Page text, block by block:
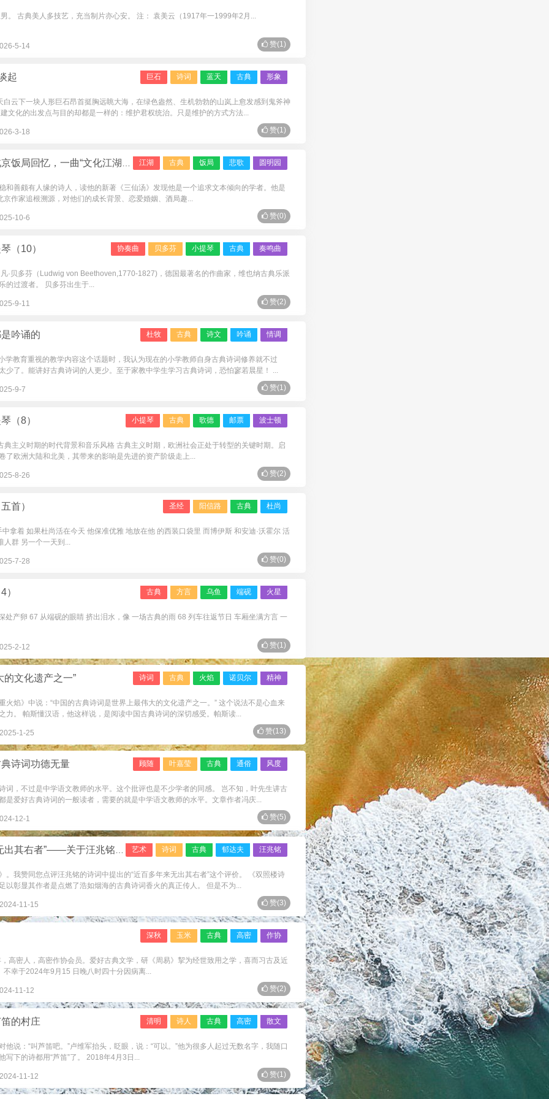
。 古典美人多技艺，充当制片亦心安。 注： 袁美云（1917年一1999年2月...
5-14 赞(1)
巨石 诗词 蓝天 古典 形象
起
白云下一块人形巨石昂首挺胸远眺大海，在绿色盎然、生机勃勃的山岚上愈发感到鬼斧神
文化的出发点与目的却都是一样的：维护君权统治。只是维护的方式方法...
3-18 赞(1)
江湖 古典 饭局 悲歌 圆明园
局回忆，一曲“文化江湖”悲歌
和善颇有人缘的诗人，读他的新著《三仙汤》发现他是一个追求文本倾向的学者。他是
京作家追根溯源，对他们的成长背景、恋爱婚姻、酒局趣...
10-6 赞(0)
协奏曲 贝多芬 小提琴 古典 奏鸣曲
（10）
·贝多芬（Ludwig von Beethoven,1770-1827)，德国最著名的作曲家，维也纳古典乐派
的过渡者。 贝多芬出生于...
9-11 赞(2)
杜牧 古典 诗文 吟诵 情调
吟诵的
学教育重视的教学内容这个话题时，我认为现在的小学教师自身古典诗词修养就不过
少了。能讲好古典诗词的人更少。至于家教中学生学习古典诗词，恐怕寥若晨星！ ...
9-7 赞(1)
小提琴 古典 歌德 邮票 波士顿
（8）
主义时期的时代背景和音乐风格 古典主义时期，欧洲社会正处于转型的关键时期。启
了欧洲大陆和北美，其带来的影响是先进的资产阶级走上...
8-26 赞(2)
圣经 阳信路 古典 杜尚
首）
拿着 如果杜尚活在今天 他保准优雅 地放在他 的西装口袋里 而博伊斯 和安迪·沃霍尔 活
人群 另一个一天到...
7-28 赞(0)
古典 方言 乌鱼 端砚 火星
）
处产卵 67 从端砚的眼睛 挤出泪水，像 一场古典的雨 68 列车往返节日 车厢坐满方言 一
2-12 赞(1)
诗词 古典 火焰 诺贝尔 精神
的文化遗产之一”
火焰》中说：“中国的古典诗词是世界上最伟大的文化遗产之一。” 这个说法不是心血来
力。 帕斯懂汉语，他这样说，是阅读中国古典诗词的深切感受。帕斯读...
2025-1-25 赞(13)
顾随 叶嘉莹 古典 通俗 风度
诗词功德无量
词，不过是中学语文教师的水平。这个批评也是不少学者的同感。 岂不知，叶先生讲古
是爱好古典诗词的一般读者，需要的就是中学语文教师的水平。文章作者冯庆...
12-1 赞(5)
艺术 诗词 古典 郁达夫 汪兆铭
右者”——关于汪兆铭诗词的问答
。我赞同您点评汪兆铭的诗词中提出的“近百多年来无出其右者”这个评价。 《双照楼诗
以彰显其作者是点燃了浩如烟海的古典诗词香火的真正传人。 但是不为...
2024-11-15 赞(3)
深秋 玉米 古典 高密 作协
高密人，高密作协会员。爱好古典文学，研《周易》挈为经世致用之学，喜而习古及近
不幸于2024年9月15 日晚八时四十分因病离...
11-12 赞(2)
清明 诗人 古典 高密 散文
的村庄
说：“叫芦笛吧。”卢维军抬头，眨眼，说：“可以。”他为很多人起过无数名字，我随口
写下的诗都用“芦笛”了。 2018年4月3日...
2024-11-12 赞(1)